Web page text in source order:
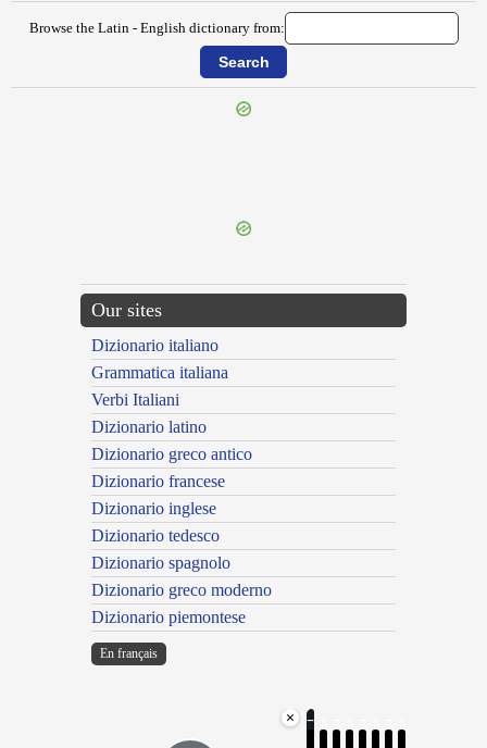
Browse the Latin - English dictionary from:
Our sites
Dizionario italiano
Grammatica italiana
Verbi Italiani
Dizionario latino
Dizionario greco antico
Dizionario francese
Dizionario inglese
Dizionario tedesco
Dizionario spagnolo
Dizionario greco moderno
Dizionario piemontese
En français
×